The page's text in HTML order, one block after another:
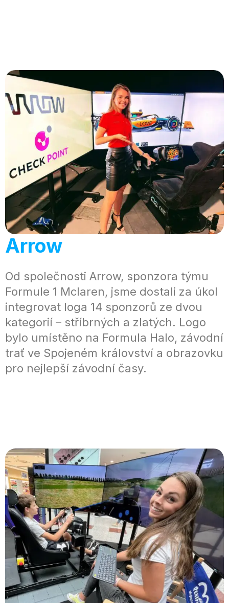
Arrow
Od společnosti Arrow, sponzora týmu
Formule 1 Mclaren, jsme dostali za úkol
integrovat loga 14 sponzorů ze dvou
kategorií – stříbrných a zlatých. Logo
bylo umístěno na Formula Halo, závodní
trať ve Spojeném království a obrazovku
pro nejlepší závodní časy.